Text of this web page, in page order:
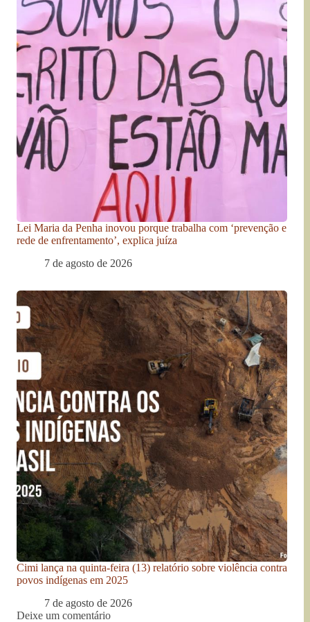
Lei Maria da Penha inovou porque trabalha com ‘prevenção e
rede de enfrentamento’, explica juíza
7 de agosto de 2026
Cimi lança na quinta-feira (13) relatório sobre violência contra
povos indígenas em 2025
7 de agosto de 2026
Deixe um comentário